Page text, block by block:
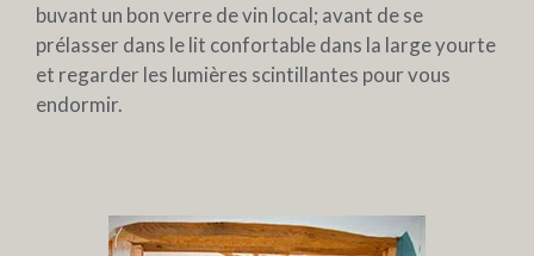
buvant un bon verre de vin local; avant de se
prélasser dans le lit confortable dans la large yourte
et regarder les lumières scintillantes pour vous
endormir.